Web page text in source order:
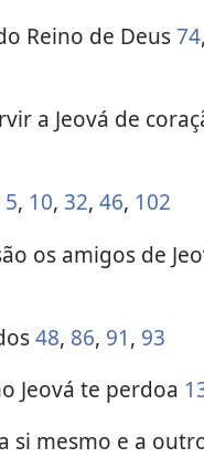
Reino de Deus74,
a Jeová de
5, 10, 32, 46, 102
os amigos de
48, 86, 91, 93
Jeová te perdoa
si mesmo e a